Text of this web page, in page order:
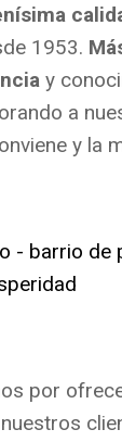
1953.
y
a
y la
por